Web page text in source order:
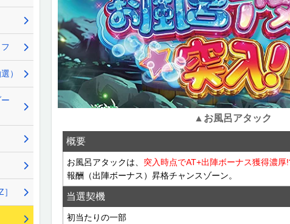
▲お風呂アタック
概要
お風呂アタックは、 突入時点でAT+出陣ボーナス獲得濃厚
報酬（出陣ボーナス）昇格チャンスゾーン。
当選契機
初当たりの一部
）